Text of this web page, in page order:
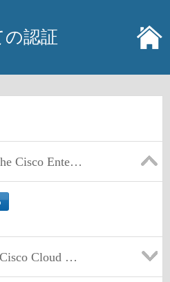
認証
Enterprise Cloud
Centric Infrastructure Exam